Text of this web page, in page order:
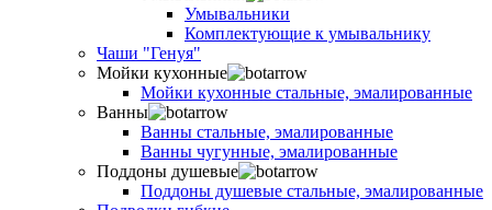
Умывальники
Комплектующие к умывальнику
Чаши "Генуя"
Мойки кухонные
Мойки кухонные стальные, эмалированные
Ванны
Ванны стальные, эмалированные
Ванны чугунные, эмалированные
Поддоны душевые
Поддоны душевые стальные, эмалированные